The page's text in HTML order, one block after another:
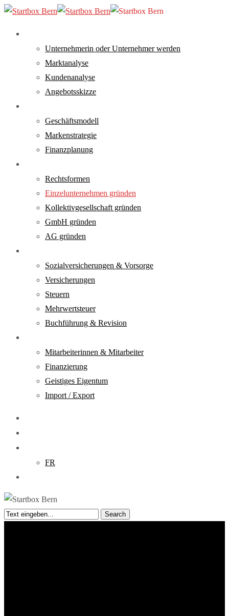
Skip
content
search
Menu
Unternehmerin oder Unternehmer werden
Marktanalyse
Kundenanalyse
Angebotsskizze
Geschäftsmodell
Markenstrategie
Finanzplanung
Rechtsformen
Einzelunternehmen gründen
Kollektivgesellschaft gründen
GmbH gründen
AG gründen
Sozialversicherungen & Vorsorge
Versicherungen
Steuern
Mehrwertsteuer
Buchführung & Revision
Mitarbeiterinnen & Mitarbeiter
Finanzierung
Geistiges Eigentum
Import / Export
FR
Search